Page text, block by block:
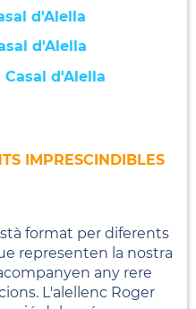
d'Alella
d'Alella
d'Alella
IMPRESCINDIBLES
format per diferents
representen la nostra
any rere
L'alellenc Roger